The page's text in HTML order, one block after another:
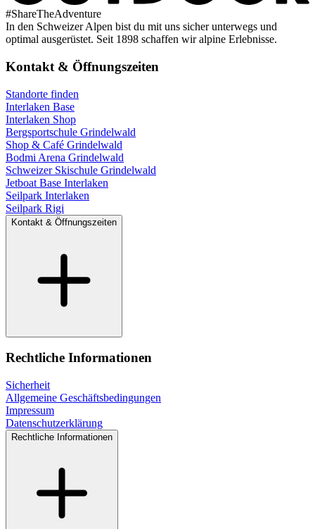
#ShareTheAdventure
In den Schweizer Alpen bist du mit uns sicher unterwegs und
optimal ausgerüstet. Seit 1898 schaffen wir alpine Erlebnisse.
Kontakt & Öffnungszeiten
Standorte finden
Interlaken Base
Interlaken Shop
Bergsportschule Grindelwald
Shop & Café Grindelwald
Bodmi Arena Grindelwald
Schweizer Skischule Grindelwald
Jetboat Base Interlaken
Seilpark Interlaken
Seilpark Rigi
Kontakt & Öffnungszeiten
Rechtliche Informationen
Sicherheit
Allgemeine Geschäftsbedingungen
Impressum
Datenschutzerklärung
Rechtliche Informationen